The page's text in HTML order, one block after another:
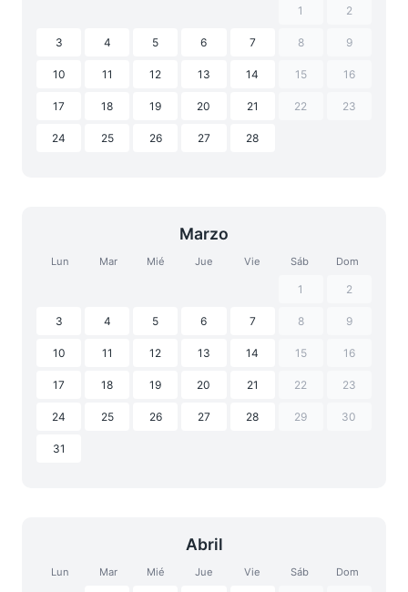
1 2
3 4 5 6 7 8 9
10 11 12 13 14 15 16
17 18 19 20 21 22 23
24 25 26 27 28
Marzo
Lun Mar Mié Jue Vie Sáb Dom
1 2
3 4 5 6 7 8 9
10 11 12 13 14 15 16
17 18 19 20 21 22 23
24 25 26 27 28 29 30
31
Abril
Lun Mar Mié Jue Vie Sáb Dom